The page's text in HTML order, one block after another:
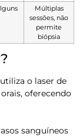
Múltiplas
sessões, não
permite
biópsia
o laser de
oferecendo
sanguíneos